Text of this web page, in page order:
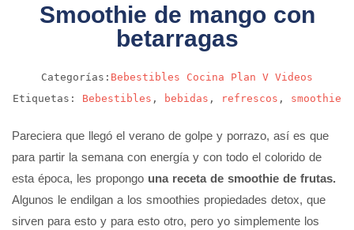
Smoothie de mango con
betarragas
Categorías: Bebestibles Cocina Plan V Videos
Etiquetas: Bebestibles , bebidas , refrescos , smoothie
Pareciera que llegó el verano de golpe y porrazo, así es que
para partir la semana con energía y con todo el colorido de
esta época, les propongo una receta de smoothie de frutas.
Algunos le endilgan a los smoothies propiedades detox, que
sirven para esto y para esto otro, pero yo simplemente los